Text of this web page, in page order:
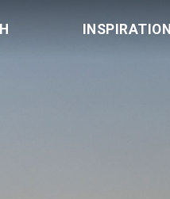
INSPIRATION